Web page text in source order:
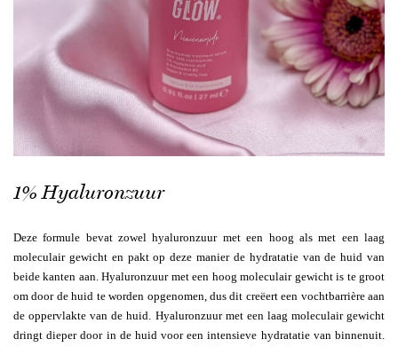
1% Hyaluronzuur
Deze formule bevat zowel hyaluronzuur met een hoog als met een laag
moleculair gewicht en pakt op deze manier de hydratatie van de huid van
beide kanten aan. Hyaluronzuur met een hoog moleculair gewicht is te groot
om door de huid te worden opgenomen, dus dit creëert een vochtbarrière aan
de oppervlakte van de huid. Hyaluronzuur met een laag moleculair gewicht
dringt dieper door in de huid voor een intensieve hydratatie van binnenuit.